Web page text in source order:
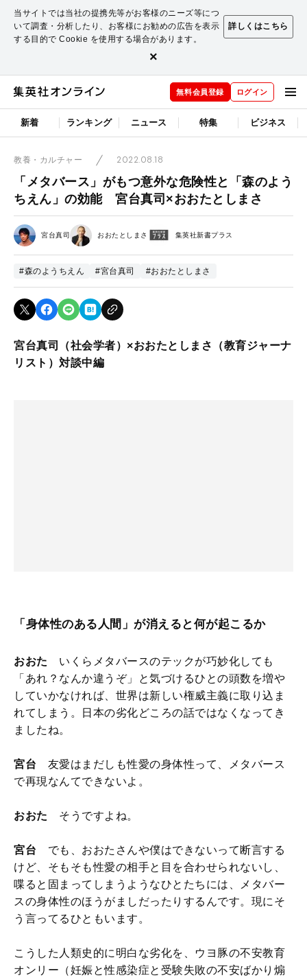
当サイトでは当社の提携先等がお客様のニーズ等につ
いて調査・分析したり、お客様にお勧めの広告を表示
する目的で Cookie を使用する場合があります。
詳しくはこちら
×
無料会員登録 ログイン
新着 ランキング ニュース 特集 ビジネス
教養・カルチャー 2022.08.18
「メタバース」がもつ意外な危険性と「森のよう
ちえん」の効能 宮台真司×おおたとしまさ
宮台真司 おおたとしまさ 集英社新書プラス
#森のようちえん #宮台真司 #おおたとしまさ
宮台真司（社会学者）×おおたとしまさ（教育ジャーナ
リスト）対談中編
「身体性のある人間」が消えると何が起こるか
おおた いくらメタバースのテックが巧妙化しても
「あれ？なんか違うぞ」と気づけるひとの頭数を増や
していかなければ、世界は新しい権威主義に取り込ま
れてしまう。日本の劣化どころの話ではなくなってき
ましたね。
宮台 友愛はまだしも性愛の身体性って、メタバース
で再現なんてできないよ。
おおた そうですよね。
宮台 でも、おおたさんや僕はできないって断言する
けど、そもそも性愛の相手と目を合わせられないし、
喋ると固まってしまうようなひとたちには、メタバー
スの身体性のほうがましだったりするんです。現にそ
う言ってるひともいます。
こうした人類史的に明白な劣化を、ウヨ豚の不安教育
オンリー（妊娠と性感染症と受験失敗の不安ばかり煽